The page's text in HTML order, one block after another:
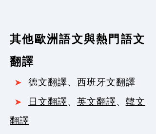
其他歐洲語文與熱門語文
翻譯
➤德文翻譯、 西班牙文翻譯
➤ 日文翻譯、 英文翻譯、 韓文
翻譯